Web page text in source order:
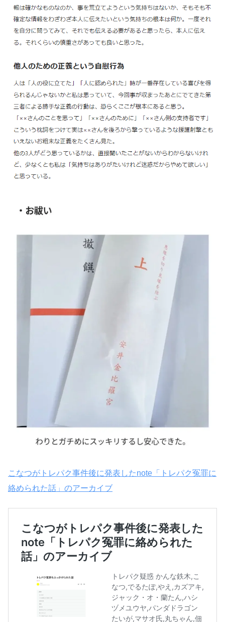
こなつがトレパク事件後に発表したnote「トレパク冤罪に
絡められた話」のアーカイブ